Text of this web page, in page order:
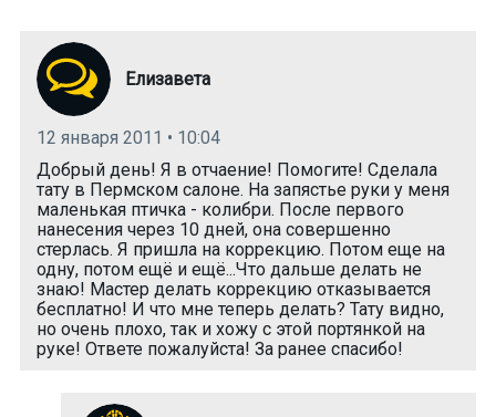
Елизавета
12 января 2011 • 10:04
Добрый день! Я в отчаение! Помогите! Сделала
тату в Пермском салоне. На запястье руки у меня
маленькая птичка - колибри. После первого
нанесения через 10 дней, она совершенно
стерлась. Я пришла на коррекцию. Потом еще на
одну, потом ещё и ещё...Что дальше делать не
знаю! Мастер делать коррекцию отказывается
бесплатно! И что мне теперь делать? Тату видно,
но очень плохо, так и хожу с этой портянкой на
руке! Ответе пожалуйста! За ранее спасибо!